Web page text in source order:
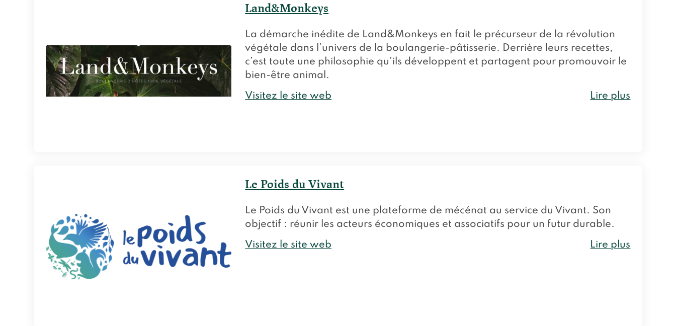
Land&Monkeys
La démarche inédite de Land&Monkeys en fait le précurseur de la révolution
végétale dans l’univers de la boulangerie-pâtisserie. Derrière leurs recettes,
c’est toute une philosophie qu’ils développent et partagent pour promouvoir le
bien-être animal.
Visitez le site web Lire plus
Le Poids du Vivant
Le Poids du Vivant est une plateforme de mécénat au service du Vivant. Son
objectif : réunir les acteurs économiques et associatifs pour un futur durable.
Visitez le site web Lire plus